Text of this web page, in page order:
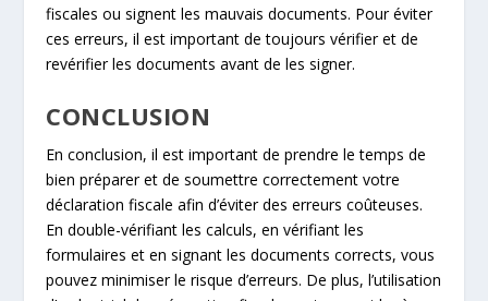
fiscales ou signent les mauvais documents. Pour éviter
ces erreurs, il est important de toujours vérifier et de
revérifier les documents avant de les signer.
CONCLUSION
En conclusion, il est important de prendre le temps de
bien préparer et de soumettre correctement votre
déclaration fiscale afin d’éviter des erreurs coûteuses.
En double-vérifiant les calculs, en vérifiant les
formulaires et en signant les documents corrects, vous
pouvez minimiser le risque d’erreurs. De plus, l’utilisation